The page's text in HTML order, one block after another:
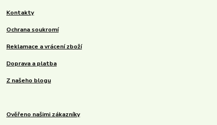
Kontakty
Ochrana soukromí
Reklamace a vrácení zboží
Doprava a platba
Z našeho blogu
Ověřeno našimi zákazníky